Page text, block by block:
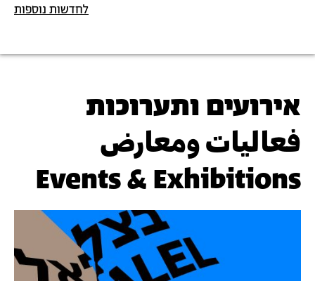
לחדשות נוספות
אירועים ותערוכות
فعاليات ومعارض
Events & Exhibitions